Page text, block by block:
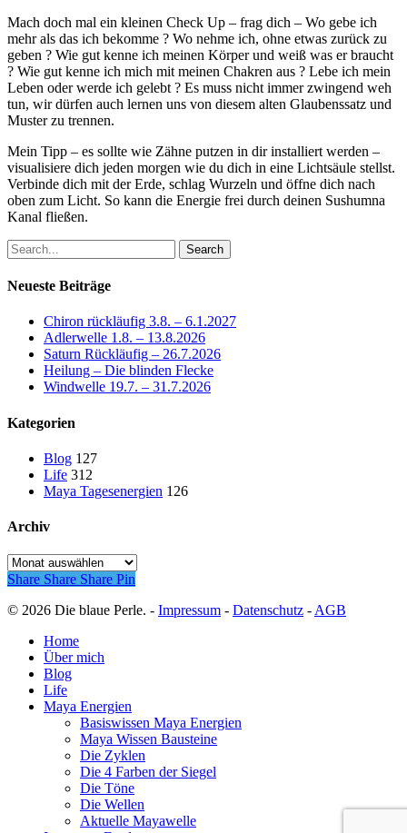
Mach doch mal ein kleinen Check Up – frag dich – Wo gebe ich
mehr als das ich bekomme ? Wo nehme ich, ohne etwas zurück zu
geben ? Wie gut kenne ich meinen Körper und weiß was er braucht
? Wie gut kenne ich mich mit meinen Chakren aus ? Lebe ich mein
Leben oder werde ich gelebt ? Es muss nicht immer zwingend weh
tun, wir dürfen auch lernen uns von diesem alten Glaubenssatz und
Muster zu trennen.
Mein Tipp – es sollte wie Zähne putzen in dir installiert werden –
visualisiere dich jeden morgen wie du dich in eine Lichtsäule stellst.
Verbinde dich mit der Erde, schlag Wurzeln und öffne dich nach
oben zum Licht. So kann die Energie frei durch deinen Sushumna
Kanal fließen.
Search
Neueste Beiträge
Chiron rückläufig 3.8. – 6.1.2027
Adlerwelle 1.8. – 13.8.2026
Saturn Rückläufig – 26.7.2026
Heilung – Die blinden Flecke
Windwelle 19.7. – 31.7.2026
Kategorien
Blog 127
Life 312
Maya Tagesenergien 126
Archiv
Archiv
Share Share Share Pin
© 2026 Die blaue Perle. - Impressum - Datenschutz -AGB
Close
Menu
Home
Über mich
Blog
Life
Maya Energien
Basiswissen Maya Energien
Maya Wissen Bausteine
Die Zyklen
Die 4 Farben der Siegel
Die Töne
Die Wellen
Aktuelle Mayawelle